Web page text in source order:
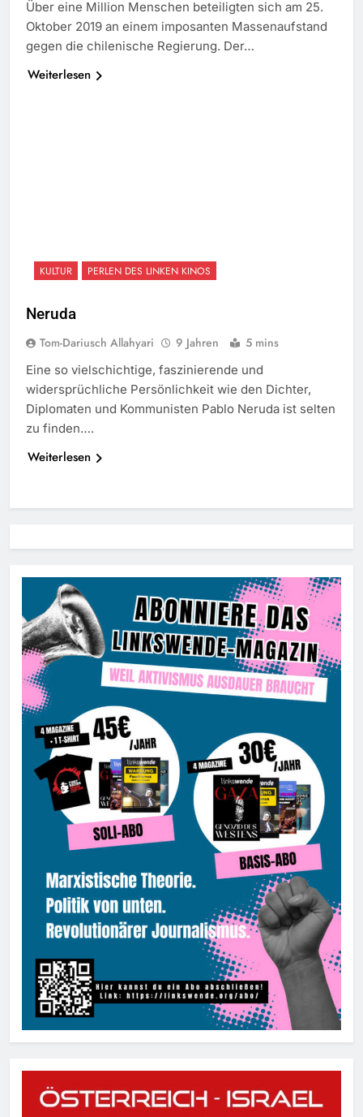
Über eine Million Menschen beteiligten sich am 25.
Oktober 2019 an einem imposanten Massenaufstand
gegen die chilenische Regierung. Der…
Weiterlesen
KULTUR PERLEN DES LINKEN KINOS
Neruda
Tom-Dariusch Allahyari 9 Jahren 5 mins
Eine so vielschichtige, faszinierende und
widersprüchliche Persönlichkeit wie den Dichter,
Diplomaten und Kommunisten Pablo Neruda ist selten
zu finden….
Weiterlesen